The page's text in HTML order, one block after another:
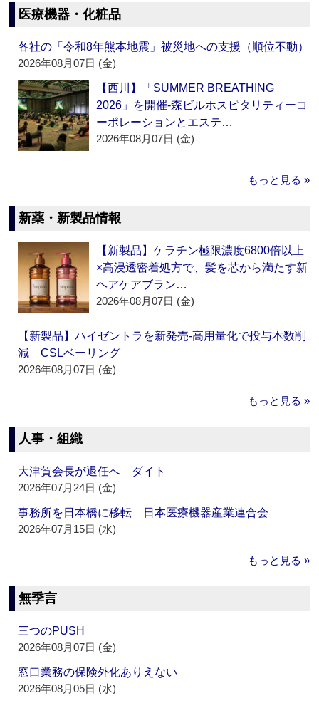
医療機器・化粧品
各社の「令和8年熊本地震」被災地への支援（順位不動）
2026年08月07日 (金)
【西川】「SUMMER BREATHING
2026」を開催‐森ビルホスピタリティーコ
ーポレーションとエステ…
2026年08月07日 (金)
もっと見る »
新薬・新製品情報
【新製品】ケラチン極限濃度6800倍以上
×高浸透密着処方で、髪を芯から満たす新
ヘアケアブラン…
2026年08月07日 (金)
【新製品】ハイゼントラを新発売‐高用量化で投与本数削
減 CSLベーリング
2026年08月07日 (金)
もっと見る »
人事・組織
大津賀会長が退任へ ダイト
2026年07月24日 (金)
事務所を日本橋に移転 日本医療機器産業連合会
2026年07月15日 (水)
もっと見る »
無季言
三つのPUSH
2026年08月07日 (金)
窓口業務の保険外化ありえない
2026年08月05日 (水)